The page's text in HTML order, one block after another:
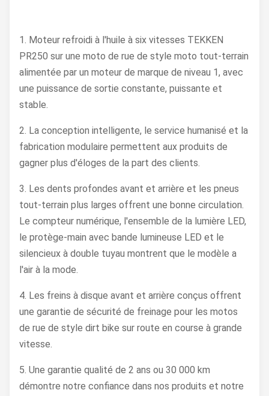
1. Moteur refroidi à l'huile à six vitesses TEKKEN
PR250 sur une moto de rue de style moto tout-terrain
alimentée par un moteur de marque de niveau 1, avec
une puissance de sortie constante, puissante et
stable.
2. La conception intelligente, le service humanisé et la
fabrication modulaire permettent aux produits de
gagner plus d'éloges de la part des clients.
3. Les dents profondes avant et arrière et les pneus
tout-terrain plus larges offrent une bonne circulation.
Le compteur numérique, l'ensemble de la lumière LED,
le protège-main avec bande lumineuse LED et le
silencieux à double tuyau montrent que le modèle a
l'air à la mode.
4. Les freins à disque avant et arrière conçus offrent
une garantie de sécurité de freinage pour les motos
de rue de style dirt bike sur route en course à grande
vitesse.
5. Une garantie qualité de 2 ans ou 30 000 km
démontre notre confiance dans nos produits et notre